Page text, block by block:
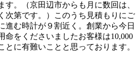
す。（京田辺市からも月に数回は、
次第です。）このうち見積もりにご
進む時計が９割近く。創業から今日
命をくださいましたお客様は10,000
とに有難いことと思っております。